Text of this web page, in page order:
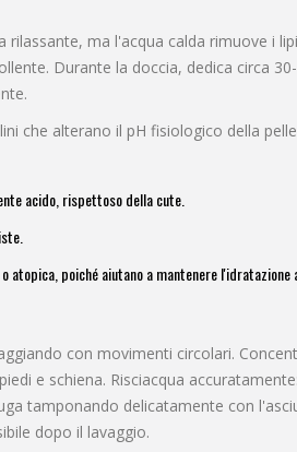
ma l'acqua calda rimuove i
Durante la doccia, dedica circa
che alterano il pH fisiologico della
acido, rispettoso della cute.
atopica, poiché aiutano a mantenere l'idratazione
con movimenti circolari.
e schiena. Risciacqua
tamponando delicatamente con
dopo il lavaggio.